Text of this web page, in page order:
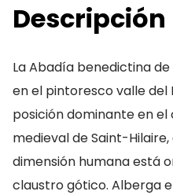
Descripción
La Abadía benedictina
en el pintoresco valle del
posición dominante en
medieval de Saint-
dimensión humana está
claustro gótico. Alberga